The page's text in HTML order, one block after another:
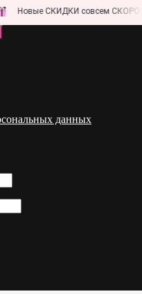
Новые СКИДКИ совсем СКОРО!
данных